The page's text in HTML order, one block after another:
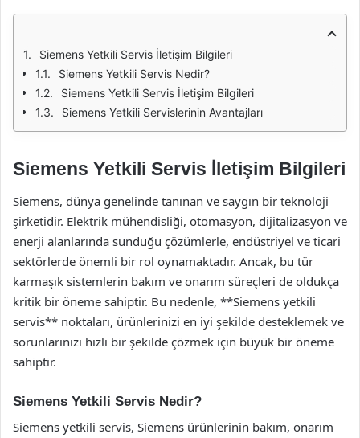
Siemens Yetkili Servis İletişim Bilgileri
Siemens Yetkili Servis Nedir?
Siemens Yetkili Servis İletişim Bilgileri
Siemens Yetkili Servislerinin Avantajları
Siemens Yetkili Servis İletişim Bilgileri
Siemens, dünya genelinde tanınan ve saygın bir teknoloji
şirketidir. Elektrik mühendisliği, otomasyon, dijitalizasyon ve
enerji alanlarında sunduğu çözümlerle, endüstriyel ve ticari
sektörlerde önemli bir rol oynamaktadır. Ancak, bu tür
karmaşık sistemlerin bakım ve onarım süreçleri de oldukça
kritik bir öneme sahiptir. Bu nedenle, **Siemens yetkili
servis** noktaları, ürünlerinizi en iyi şekilde desteklemek ve
sorunlarınızı hızlı bir şekilde çözmek için büyük bir öneme
sahiptir.
Siemens Yetkili Servis Nedir?
Siemens yetkili servis, Siemens ürünlerinin bakım, onarım